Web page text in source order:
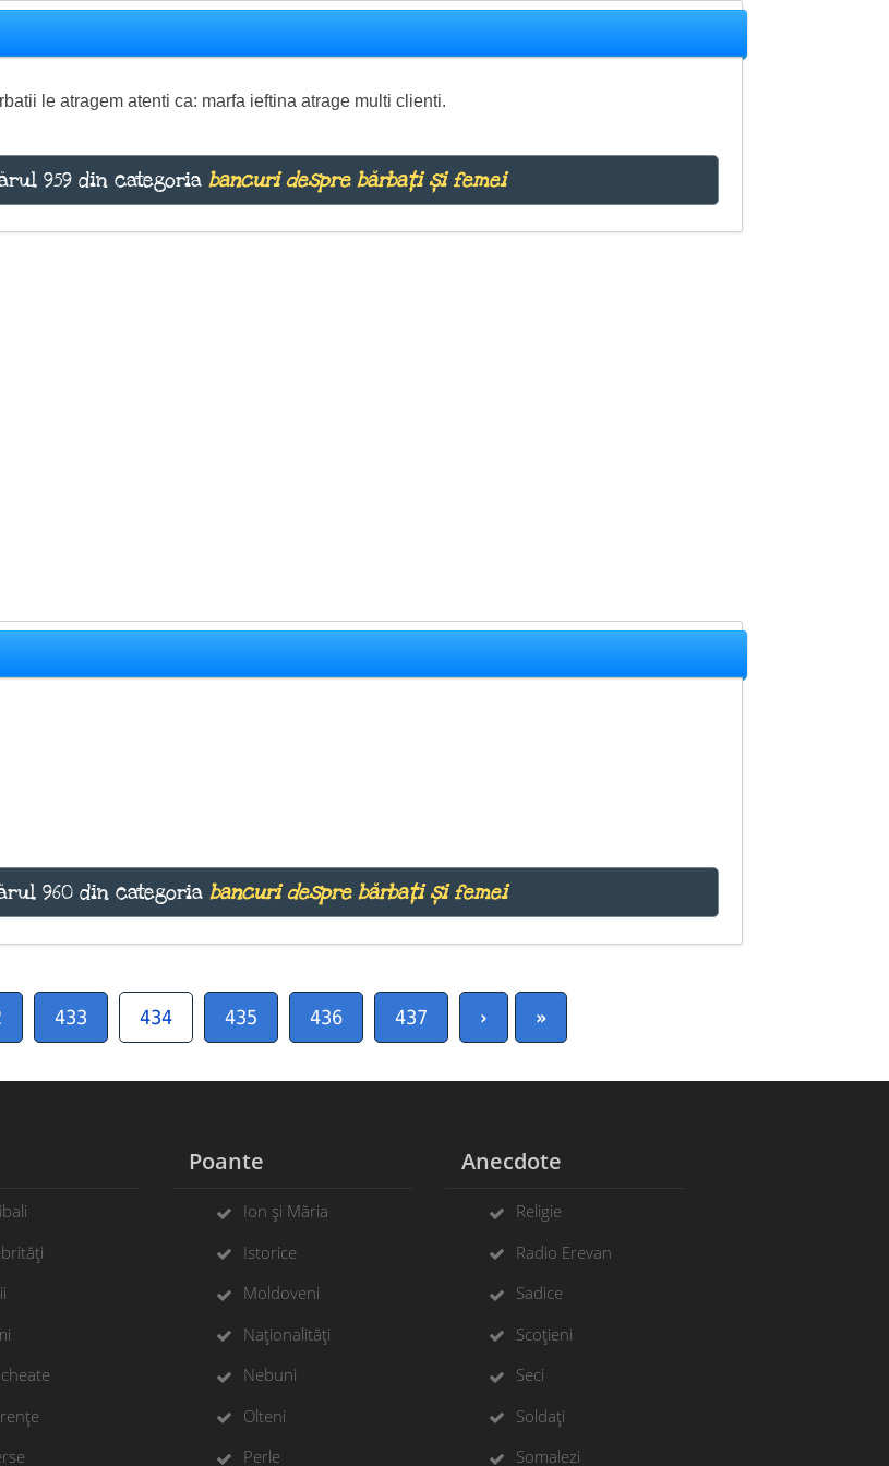
le atragem atenti ca: marfa ieftina atrage multi clienti.
959 din categoria bancuri despre bărbați și femei
960 din categoria bancuri despre bărbați și femei
433 434 435 436 437 › »
Poante
Ion și Măria
Istorice
Moldoveni
Naționalități
Nebuni
Olteni
Perle
Anecdote
Religie
Radio Erevan
Sadice
Scoțieni
Seci
Soldați
Somalezi